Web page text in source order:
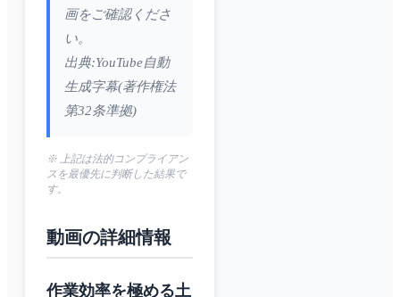
画をご確認くださ
い。
出典:YouTube自動
生成字幕(著作権法
第32条準拠)
※ 上記は法的コンプライアン
スを最優先に判断した結果で
す。
動画の詳細情報
作業効率を極める土